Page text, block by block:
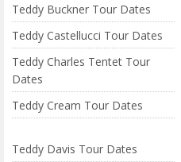
Teddy Buckner Tour Dates
Teddy Castellucci Tour Dates
Teddy Charles Tentet Tour
Dates
Teddy Cream Tour Dates
Teddy Davis Tour Dates